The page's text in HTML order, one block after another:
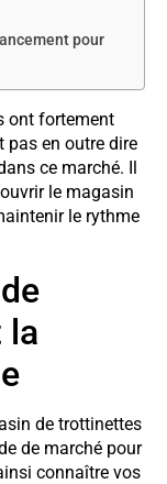
pour
ont fortement
pas en outre dire
ce marché. Il
le magasin
le rythme
la
de trottinettes
de marché pour
connaître vos